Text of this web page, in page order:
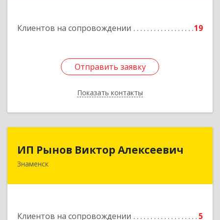
Клиентов на сопровождении 19
Отправить заявку
Показать контакты
Отправить заявку
Назад
ИП Рынов Виктор Алексеевич
Знаменск
Клиентов на сопровождении 5